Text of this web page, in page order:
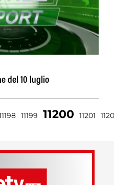
del 10 luglio
11199 11200 11201